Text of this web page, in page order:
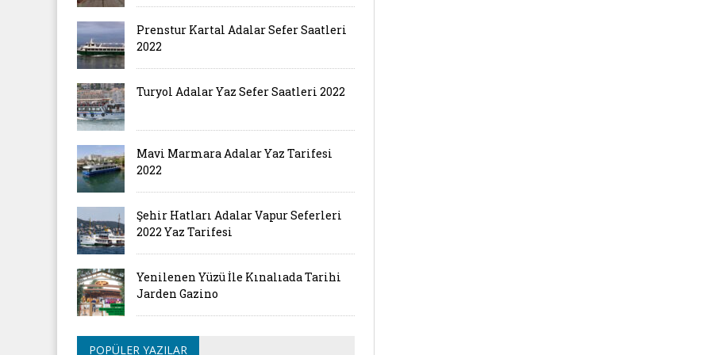
Prenstur Kartal Adalar Sefer Saatleri
2022
Turyol Adalar Yaz Sefer Saatleri 2022
Mavi Marmara Adalar Yaz Tarifesi
2022
Şehir Hatları Adalar Vapur Seferleri
2022 Yaz Tarifesi
Yenilenen Yüzü İle Kınalıada Tarihi
Jarden Gazino
POPÜLER YAZILAR